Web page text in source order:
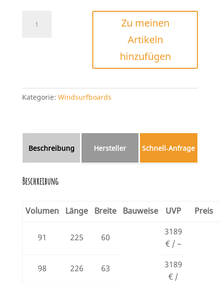
iSonic
Zu meinen
Artikeln
hinzufügen
Kategorie: Windsurfboards
Beschreibung Hersteller Schnell‑Anfrage
Beschreibung
Volumen Länge Breite Bauweise UVP Preis
91 225 60
3189
€ / –
98 226 63
3189
€ /